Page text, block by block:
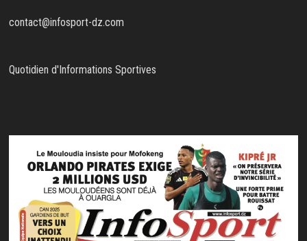
contact@infosport-dz.com
Quotidien d'Informations Sportives